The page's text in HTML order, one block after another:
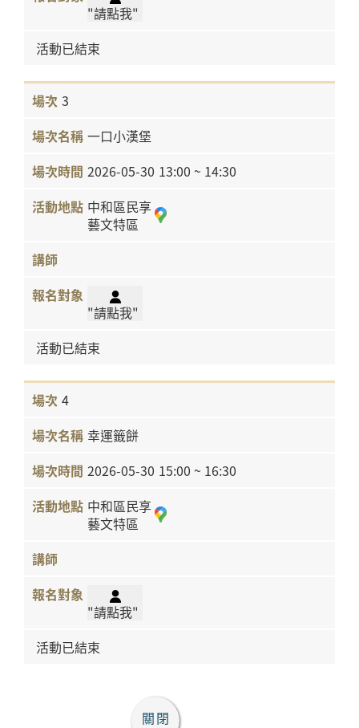
"請點我"
活動已結束
3
一口小漢堡
2026-05-30 13:00 ~ 14:30
中和區民享
藝文特區
"請點我"
活動已結束
4
幸運籤餅
2026-05-30 15:00 ~ 16:30
中和區民享
藝文特區
"請點我"
活動已結束
關閉